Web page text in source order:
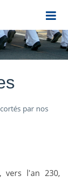
par nos
vers l'an 230,